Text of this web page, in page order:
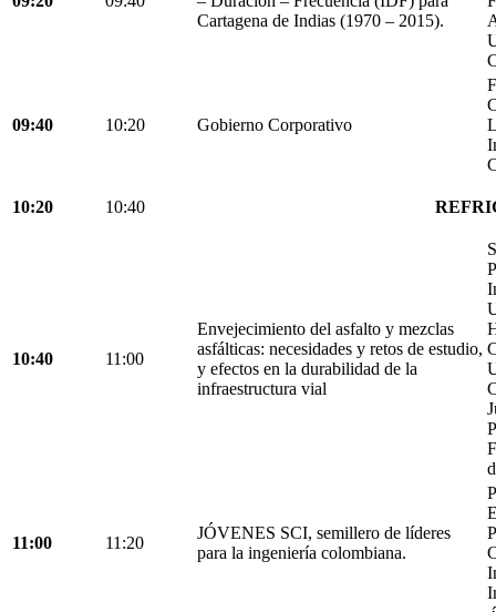
Cartagena de Indias (1970 – 2015).
09:40 10:20 Gobierno Corporativo
10:20 10:40
10:40 11:00
Envejecimiento del asfalto y mezclas
asfálticas: necesidades y retos de estudio,
y efectos en la durabilidad de la
infraestructura vial
11:00 11:20
JÓVENES SCI, semillero de líderes
para la ingeniería colombiana.